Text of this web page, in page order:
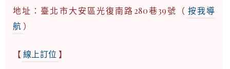
地址：臺北市大安區光復南路280巷39號（ 按我導
航 ）
【線上訂位 】